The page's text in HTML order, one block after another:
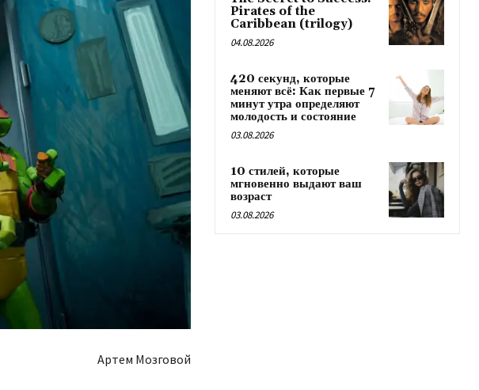
Артем Мозговой
Pirates of the
Caribbean (trilogy)
04.08.2026
420 секунд, которые
меняют всё: Как первые 7
минут утра определяют
молодость и состояние
03.08.2026
10 стилей, которые
мгновенно выдают ваш
возраст
03.08.2026